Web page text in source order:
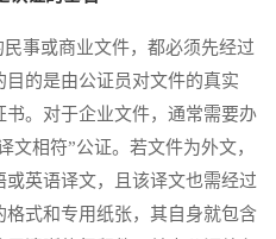
事或商业文件，都必须先经过
的是由公证员对文件的真实
。对于企业文件，通常需要办
文相符”公证。若文件为外文，
英语译文，且该译文也需经过
式和专用纸张，其自身就包含